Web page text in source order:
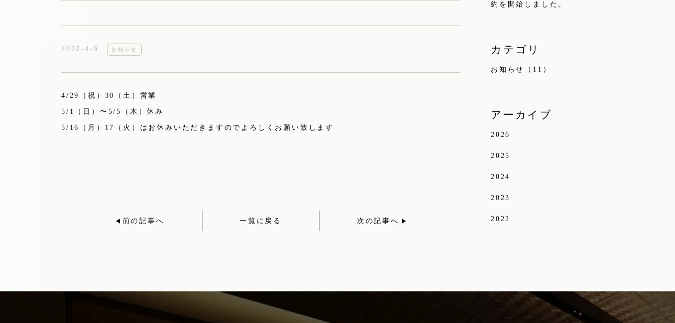
2022-4-5 お知らせ
4/29（祝）30（土）営業
5/1（日）〜5/5（木）休み
5/16（月）17（火）はお休みいただきますのでよろしくお願い致します
前の記事へ 一覧に戻る 次の記事へ
約を開始しました。
カテゴリ
お知らせ（11）
アーカイブ
2026
2025
2024
2023
2022